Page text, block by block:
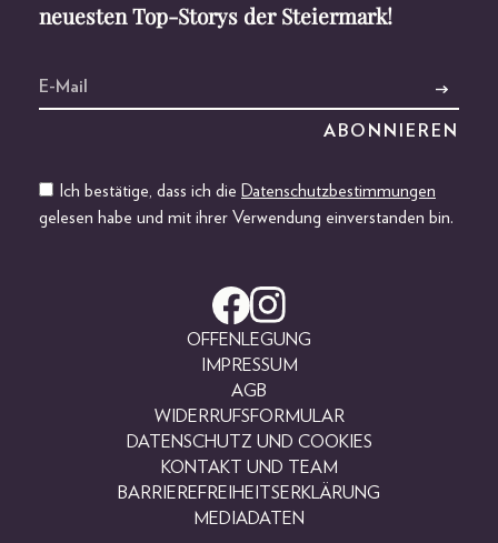
neuesten Top-Storys der Steiermark!
Ich bestätige, dass ich die Datenschutzbestimmungen
gelesen habe und mit ihrer Verwendung einverstanden bin.
OFFENLEGUNG
IMPRESSUM
AGB
WIDERRUFSFORMULAR
DATENSCHUTZ UND COOKIES
KONTAKT UND TEAM
BARRIEREFREIHEITSERKLÄRUNG
MEDIADATEN